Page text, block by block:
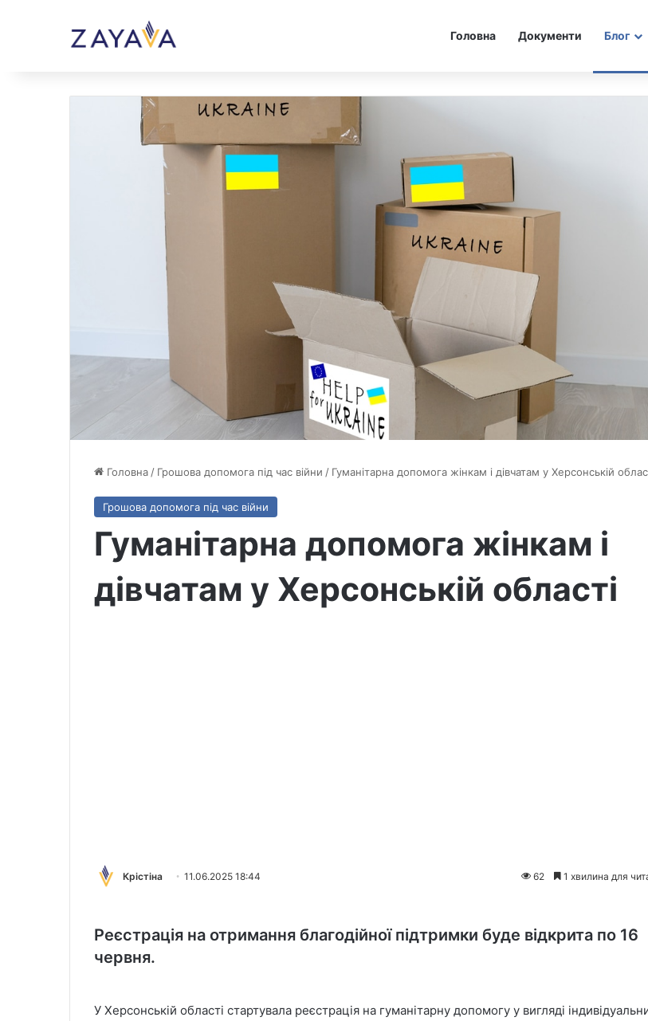
Головна Документи Блог
Головна/ Грошова допомога під час війни / Гуманітарна допомога жінкам і дівчатам у Херсонській
Грошова допомога під час війни
Гуманітарна допомога жінкам і
дівчатам у Херсонській області
Крістіна 11.06.2025 18:44 62 1 хвилина для
Реєстрація на отримання благодійної підтримки буде відкрита по 16
червня.
У Херсонській області стартувала реєстрація на гуманітарну допомогу у вигляді